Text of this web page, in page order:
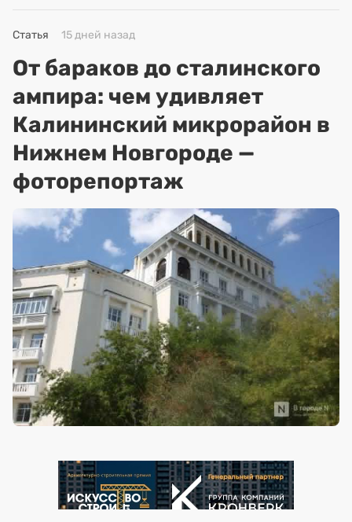
Статья 15 дней назад
От бараков до сталинского
ампира: чем удивляет
Калининский микрорайон в
Нижнем Новгороде —
фоторепортаж